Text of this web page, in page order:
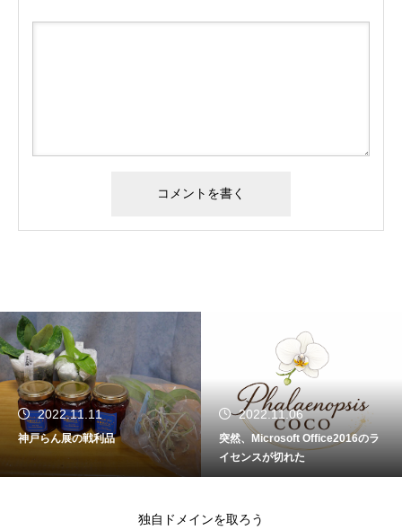
2022.11.11
神戸らん展の戦利品
2022.11.06
突然、Microsoft Office2016のラ
イセンスが切れた
独自ドメインを取ろう